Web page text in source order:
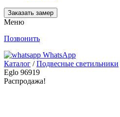
Заказать замер
Меню
Позвонить
WhatsApp
Каталог /Подвесные светильники
Eglo 96919
Распродажа!